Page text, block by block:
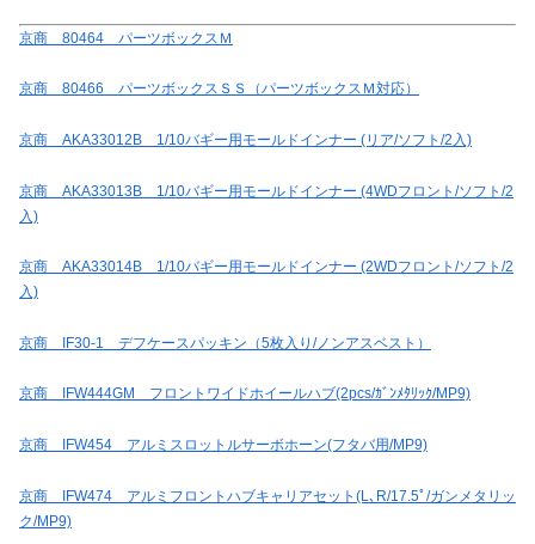
京商 80464 パーツボックスＭ
京商 80466 パーツボックスＳＳ（パーツボックスＭ対応）
京商 AKA33012B 1/10バギー用モールドインナー (リア/ソフト/2入)
京商 AKA33013B 1/10バギー用モールドインナー (4WDフロント/ソフト/2
入)
京商 AKA33014B 1/10バギー用モールドインナー (2WDフロント/ソフト/2
入)
京商 IF30-1 デフケースパッキン（5枚入り/ノンアスベスト）
京商 IFW444GM フロントワイドホイールハブ(2pcs/ｶﾞﾝﾒﾀﾘｯｸ/MP9)
京商 IFW454 アルミスロットルサーボホーン(フタバ用/MP9)
京商 IFW474 アルミフロントハブキャリアセット(L､R/17.5ﾟ/ガンメタリッ
ク/MP9)